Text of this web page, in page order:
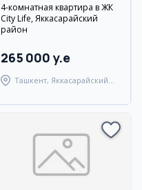
4-комнатная квартира в ЖК
City Life, Яккасарайский
район
265 000 y.e
Ташкент, Яккасарайский